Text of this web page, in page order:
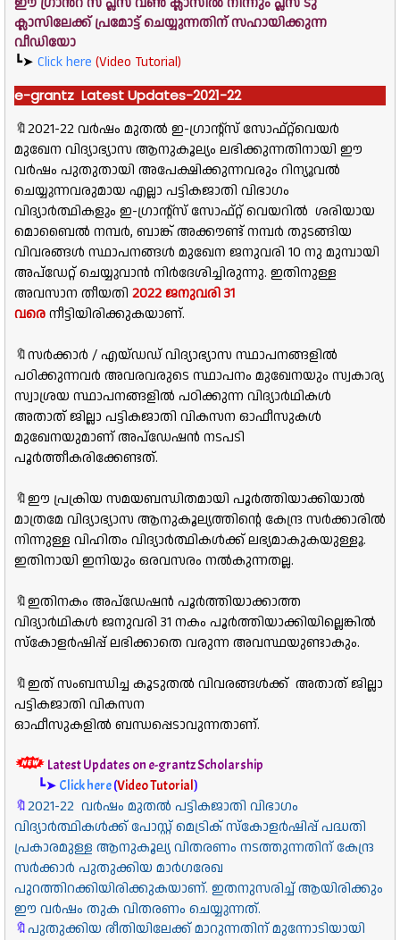
ക്ലാസിലേക്ക് പ്രമോട്ട് ചെയ്യുന്നതിന് സഹായിക്കുന്ന
വീഡിയോ
┗➤ Click here (Video Tutorial)
e-grantz Latest Updates-2021-22
🔖2021-22 വർഷം മുതൽ ഇ-ഗ്രാന്റ്സ് സോഫ്‌റ്റ്‌വെയർ
മുഖേന വിദ്യാഭ്യാസ ആനുകൂല്യം ലഭിക്കുന്നതിനായി ഈ
വർഷം പുതുതായി അപേക്ഷിക്കുന്നവരും റിന്യൂവൽ
ചെയ്യുന്നവരുമായ എല്ലാ പട്ടികജാതി വിഭാഗം
വിദ്യാർത്ഥികളും ഇ-ഗ്രാന്റ്സ് സോഫ്റ്റ് വെയറിൽ ശരിയായ
മൊബൈൽ നമ്പർ, ബാങ്ക് അക്കൗണ്ട് നമ്പർ തുടങ്ങിയ
വിവരങ്ങൾ സ്ഥാപനങ്ങൾ മുഖേന ജനുവരി 10 നു മുമ്പായി
അപ്‌ഡേറ്റ് ചെയ്യുവാൻ നിർദേശിച്ചിരുന്നു. ഇതിനുള്ള
അവസാന തീയതി 2022 ജനുവരി 31
വരെനീട്ടിയിരിക്കുകയാണ്.
🔖സർക്കാർ / എയ്ഡഡ് വിദ്യാഭ്യാസ സ്ഥാപനങ്ങളിൽ
പഠിക്കുന്നവർ അവരവരുടെ സ്ഥാപനം മുഖേനയും സ്വകാര്യ
സ്വാശ്രയ സ്ഥാപനങ്ങളിൽ പഠിക്കുന്ന വിദ്യാർഥികൾ
അതാത് ജില്ലാ പട്ടികജാതി വികസന ഓഫീസുകൾ
മുഖേനയുമാണ് അപ്ഡേഷൻ നടപടി
പൂർത്തീകരിക്കേണ്ടത്.
🔖ഈ പ്രക്രിയ സമയബന്ധിതമായി പൂർത്തിയാക്കിയാൽ
മാത്രമേ വിദ്യാഭ്യാസ ആനുകൂല്യത്തിന്റെ കേന്ദ്ര സർക്കാരിൽ
നിന്നുള്ള വിഹിതം വിദ്യാർത്ഥികൾക്ക് ലഭ്യമാകുകയുള്ളൂ.
ഇതിനായി ഇനിയും ഒരവസരം നൽകുന്നതല്ല.
🔖ഇതിനകം അപ്ഡേഷൻ പൂർത്തിയാക്കാത്ത
വിദ്യാർഥികൾ ജനുവരി 31 നകം പൂർത്തിയാക്കിയില്ലെങ്കിൽ
സ്കോളർഷിപ്പ് ലഭിക്കാതെ വരുന്ന അവസ്ഥയുണ്ടാകും.
🔖ഇത് സംബന്ധിച്ച കൂടുതൽ വിവരങ്ങൾക്ക് അതാത് ജില്ലാ
പട്ടികജാതി വികസന
ഓഫീസുകളിൽ ബന്ധപ്പെടാവുന്നതാണ്.
Latest Updates on e-grantz Scholarship
┗➤ Click here(Video Tutorial)
🔖2021-22 വർഷം മുതൽ പട്ടികജാതി വിഭാഗം
വിദ്യാർത്ഥികൾക്ക് പോസ്റ്റ് മെട്രിക് സ്കോളർഷിപ്പ് പദ്ധതി
പ്രകാരമുള്ള ആനുകൂല്യ വിതരണം നടത്തുന്നതിന് കേന്ദ്ര
സർക്കാർ പുതുക്കിയ മാർഗരേഖ
പുറത്തിറക്കിയിരിക്കുകയാണ്. ഇതനുസരിച്ച് ആയിരിക്കും
ഈ വർഷം തുക വിതരണം ചെയ്യുന്നത്.
🔖പുതുക്കിയ രീതിയിലേക്ക് മാറുന്നതിന് മുന്നോടിയായി